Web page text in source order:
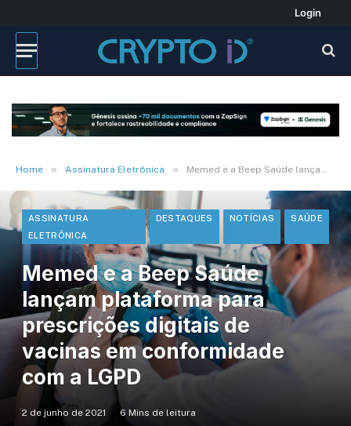
Login
Home » Assinatura Eletrônica » Memed e a Beep Saúde lançam plataforma para prescrições digitais de vacinas em conformidade com a LGPD
ASSINATURA
ELETRÔNICA
DESTAQUES NOTÍCIAS SAÚDE
Memed e a Beep Saúde
lançam plataforma para
prescrições digitais de
vacinas em conformidade
com a LGPD
2 de junho de 2021 6 Mins de leitura